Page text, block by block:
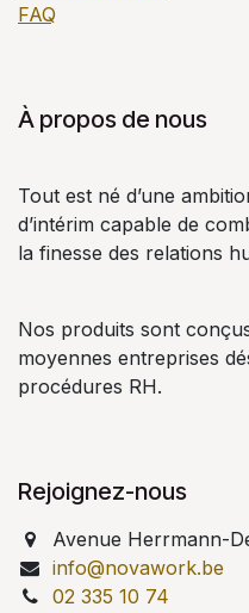
FAQ
À propos de nous
Tout est né d’une
d’intérim capable de
la finesse des relations
Nos produits sont
moyennes entreprises
procédures RH.
Rejoignez-nous
Avenue Herrmann-
info@novawork.be
02 335 10 74